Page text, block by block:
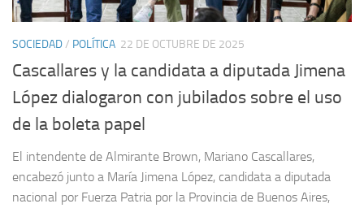
SOCIEDAD/ POLÍTICA 22 DE OCTUBRE DE 2025
Cascallares y la candidata a diputada Jimena
López dialogaron con jubilados sobre el uso
de la boleta papel
El intendente de Almirante Brown, Mariano Cascallares,
encabezó junto a María Jimena López, candidata a diputada
nacional por Fuerza Patria por la Provincia de Buenos Aires,